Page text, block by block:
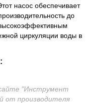
насос обеспечивает
до
циркуляции воды в
"Инструмент
от производителя